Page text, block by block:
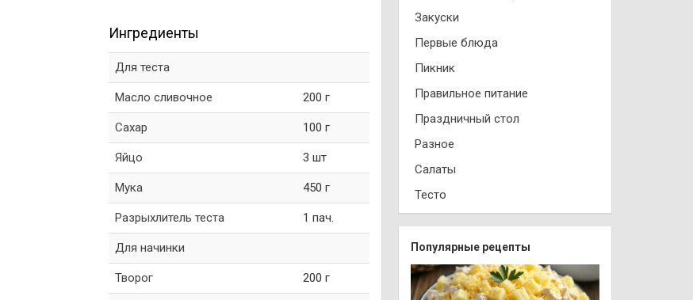
Ингредиенты
Для теста
Масло сливочное 200 г
Сахар 100 г
Яйцо 3 шт
Мука 450 г
Разрыхлитель теста 1 пач.
Для начинки
Творог 200 г
Закуски
Первые блюда
Пикник
Правильное питание
Праздничный стол
Разное
Салаты
Тесто
Популярные рецепты